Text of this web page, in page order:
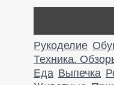
Рукоделие
Техника.
Еда Выпечка